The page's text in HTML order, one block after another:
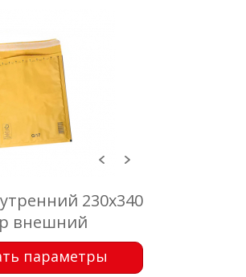
230x340
внешний
клапан 50 мм,
75 г/м2,
параметры